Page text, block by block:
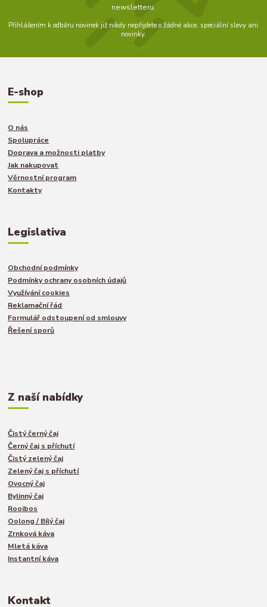
newsletteru.
Přihlášením k odběru novinek již nikdy nepřijdete o žádné akce, speciální slevy ani
novinky.
E-shop
O nás
Spolupráce
Doprava a možnosti platby
Jak nakupovat
Věrnostní program
Kontakty
Legislativa
Obchodní podmínky
Podmínky ochrany osobních údajů
Využívání cookies
Reklamační řád
Formulář odstoupení od smlouvy
Řešení sporů
Z naší nabídky
Čistý černý čaj
Černý čaj s příchutí
Čistý zelený čaj
Zelený čaj s příchutí
Ovocný čaj
Bylinný čaj
Rooibos
Oolong / Bílý čaj
Zrnková káva
Mletá káva
Instantní káva
Kontakt